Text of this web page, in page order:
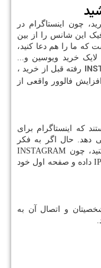
چون اینستاگرام در
این شانس را از بین
که ما را هم دعا کنید،
لایک خرید ویوسین و...
رفته قبل از خرید ،
فالوور واقعی از
که اینستاگرام برای
حال اگر به فکر
ساختن فن پیج هستید لطفا این کار را نکنید، چون INSTAGRAM
خیلی باهوش می باشد و بلافاصله تشخیص IP داده و صفحه اول خود
و اتصال آن به